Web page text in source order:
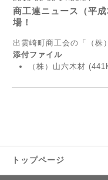
商工連ニュース（平
場！
出雲崎町商工会の「（株
添付ファイル
（株）山六木材
トップページ